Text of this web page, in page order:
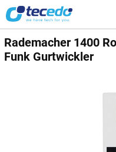
Rademacher 1400
Funk Gurtwickler